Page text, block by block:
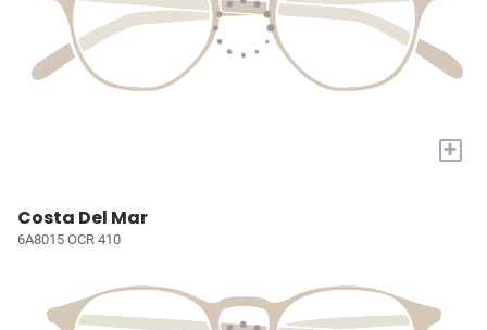
+
Costa Del Mar
6A8015 OCR 410